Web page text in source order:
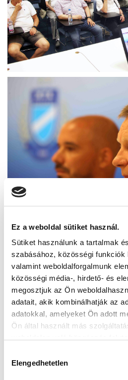
Ez a weboldal sütiket használ.
Sütiket használunk a tartalmak
szabásához, közösségi funkciók
valamint weboldalforgalmunk
közösségi média-, hirdető- és
megosztjuk az Ön
adatait, akik kombinálhatják az
adatokkal, amelyeket Ön adott
Ön által használt más
kiválasztása
Elengedhetetlen